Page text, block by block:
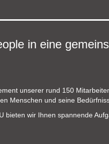
in eine
unserer rund 150
Menschen und seine
wir Ihnen spannende